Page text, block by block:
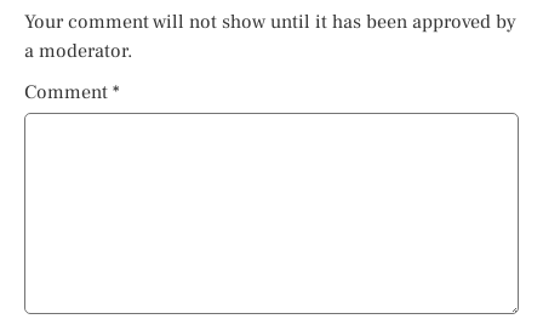
Your comment will not show until it has been approved by
a moderator.
Comment *